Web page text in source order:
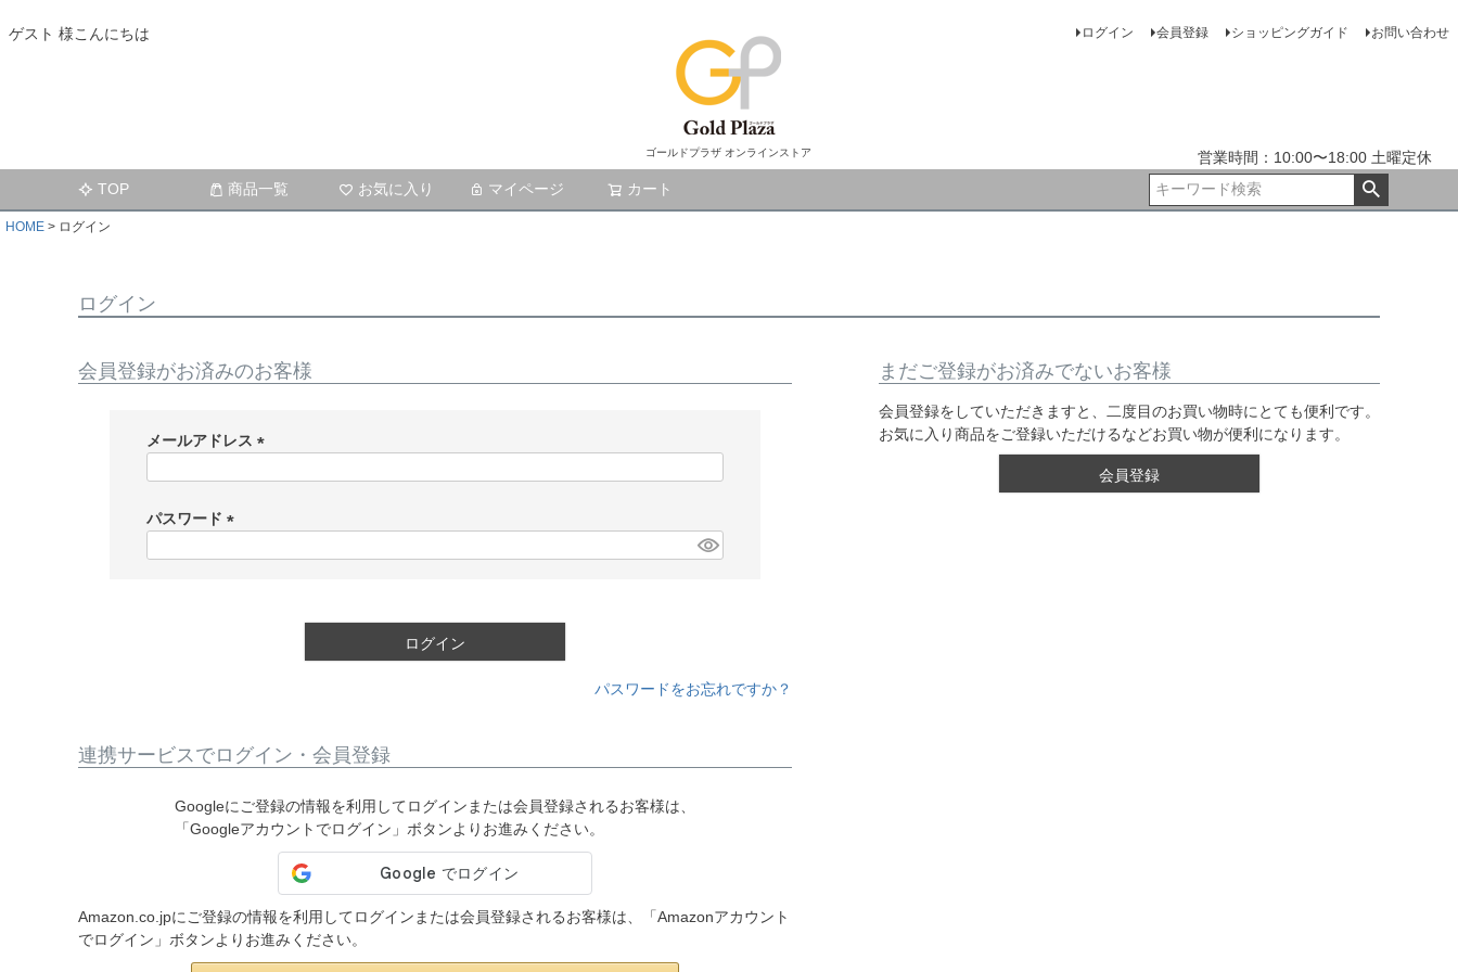
ゲスト 様こんにちは
ゴールドプラザ オンラインストア
ログイン 会員登録 ショッピングガイド お問い合わせ
営業時間：10:00〜18:00 土曜定休
TOP
商品一覧 お気に入り マイページ カート
HOME ログイン
ログイン
会員登録がお済みのお客様
メールアドレス
)
パスワード
ログイン
パスワードをお忘れですか？
連携サービスでログイン・会員登録
Googleにご登録の情報を利用してログインまたは会員登録されるお客様は、
「Googleアカウントでログイン」ボタンよりお進みください。
Amazon.co.jpにご登録の情報を利用してログインまたは会員登録されるお客様は、「Amazonアカウント
でログイン」ボタンよりお進みください。
まだご登録がお済みでないお客様
会員登録をしていただきますと、二度目のお買い物時にとても便利です。
お気に入り商品をご登録いただけるなどお買い物が便利になります。
会員登録